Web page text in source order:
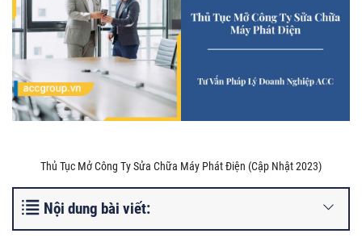
Thủ Tục Mở Công Ty Sửa Chữa Máy Phát Điện (Cập Nhật 2023)
Nội dung bài viết: